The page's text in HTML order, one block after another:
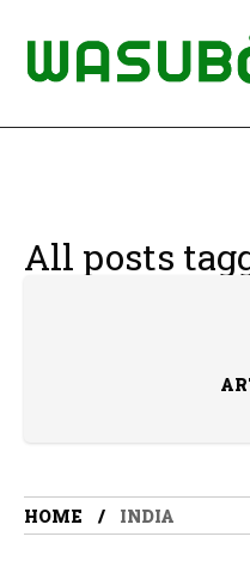
All posts
HOME INDIA